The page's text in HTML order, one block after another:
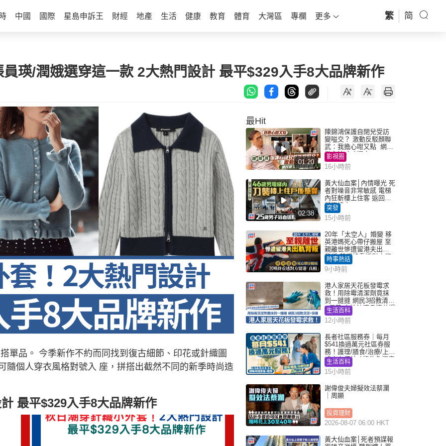
中國 國際 星島申訴王 財經 地產 生活 健康 教育 體育 大灣區 專欄 更多 繁 简
瑛/潤娥選穿這一款 2大熱門設計 最平$329入手8大品牌新作
單品。 今季新作不約而同找到復古細節、印花或針織圖
隨個人穿衣風格對號入 座，拼搭出截然不同的新季時尚造
最平$329入手8大品牌新作
最Hit
01:20
陳錦鴻保護自閉兒受訪
變嗌交？ 激動反駁顏聯
武：我擔心咁又點 網民
批主持咄咄逼人
影視圈
16小時前
02:38
黃大仙血案│內情曝光 死
者對噪音非常敏感 電梯
內狂斬樓上住客 返回住
所墮樓亡
突發
15小時前
20年「太空人」婚變 移
英港媽死心帶仔搬屋 至
親離世慘遭留港夫出軌
背叛 苦嘆終看透對方留
港「真相」｜Juicy叮
時事熱話
9小時前
港人家居天花板發霉求
救！用除霉清潔劑竟抹
到一撻撻 網民3招教清潔
+保養 本地油漆品牌曾提
醒勿用1物防變色
生活百科
12小時前
長者社區服務券｜每月
$541換過萬元社區券服
務！護理/膳食/治療/上門
或中心任揀 1條件免資產
審查（附申請資格及教
學）
生活百科
15小時前
謝偉俊夫婦擬效法蔡瀾
｜周顯
投資理財
2026-08-07 06:00 HKT
黃大仙血案│死者預謀報